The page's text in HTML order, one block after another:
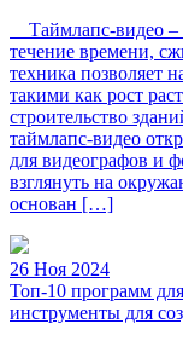
Таймлапс-видео –
течение времени,
техника позволяет
такими как рост
строительство
таймлапс-видео
для видеографов и
взглянуть на
основан […]
26 Ноя 2024
Топ-10 программ
инструменты для